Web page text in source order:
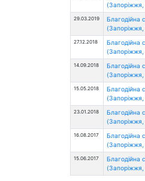
(Запоріжжя,
29.03.2019
Благодійна
(Запоріжжя,
27.12.2018
Благодійна
(Запоріжжя,
14.09.2018
Благодійна
(Запоріжжя,
15.05.2018
Благодійна
(Запоріжжя,
23.01.2018
Благодійна
(Запоріжжя,
16.08.2017
Благодійна
(Запоріжжя,
15.06.2017
Благодійна
(Запоріжжя,